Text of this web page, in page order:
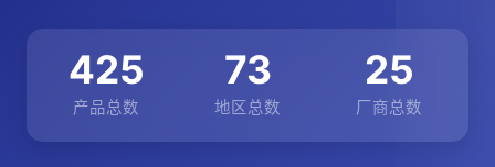
425
产品总数
73
地区总数
25
厂商总数